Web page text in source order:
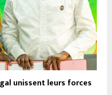
unissent leurs forces